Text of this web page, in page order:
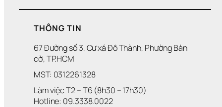
THÔNG TIN
67 Đường số 3, Cư xá Đô Thành, Phường Bàn
cờ, TP.HCM
MST: 0312261328
Làm việc T2 – T6 (8h30 – 17h30)
Hotline: 09.3338.0022